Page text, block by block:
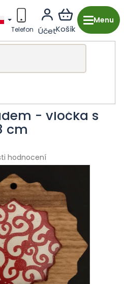
z masivu s
- vločka s
cm
hodnocení